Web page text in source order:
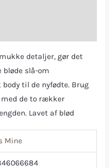
detaljer, gør det
slå-om
til de nyfødte. Brug
de to rækker
Lavet af blød
Mine